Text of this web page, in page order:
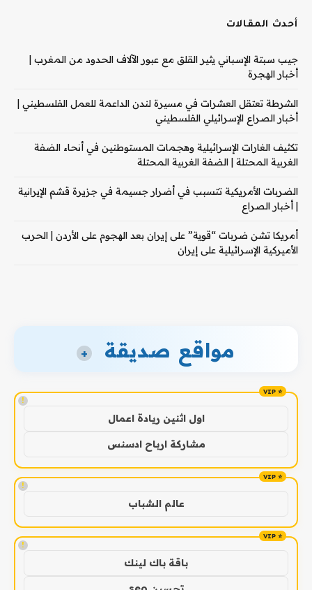
أحدث المقالات
جيب سبتة الإسباني يثير القلق مع عبور الآلاف الحدود من المغرب |
أخبار الهجرة
الشرطة تعتقل العشرات في مسيرة لندن الداعمة للعمل الفلسطيني |
أخبار الصراع الإسرائيلي الفلسطيني
تكثيف الغارات الإسرائيلية وهجمات المستوطنين في أنحاء الضفة
الغربية المحتلة | الضفة الغربية المحتلة
الضربات الأمريكية تتسبب في أضرار جسيمة في جزيرة قشم الإيرانية
| أخبار الصراع
أمريكا تشن ضربات “قوية” على إيران بعد الهجوم على الأردن | الحرب
الأميركية الإسرائيلية على إيران
مواقع صديقة +
!
اول اثنين ريادة اعمال
مشاركة ارباح ادسنس
!
عالم الشباب
!
باقة باك لينك